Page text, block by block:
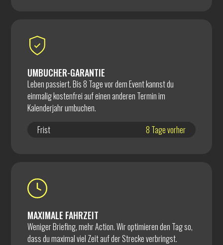
UMBUCHER-GARANTIE
Leben passiert. Bis 8 Tage vor dem Event kannst du
einmalig kostenfrei auf einen anderen Termin im
Kalenderjahr umbuchen.
Frist
8 Tage vorher
MAXIMALE FAHRZEIT
Weniger Briefing, mehr Action. Wir optimieren den Tag so,
dass du maximal viel Zeit auf der Strecke verbringst.